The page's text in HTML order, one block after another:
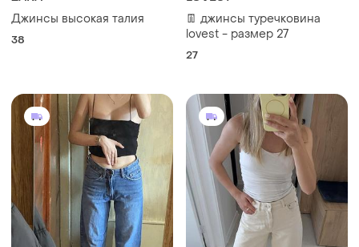
Джинсы высокая талия
38
👖 джинсы туречковина
lovest - размер 27
27